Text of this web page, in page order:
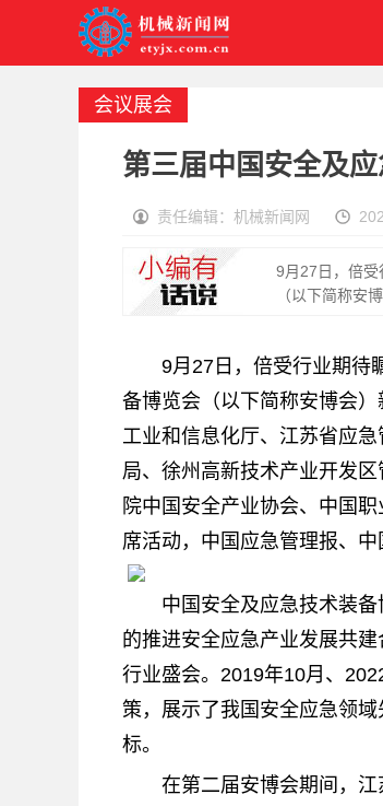
会议展会
第三届中国安全及
责任编辑：机械新闻网
9月27日，倍受
（以下简称安
9月27日，倍受行业期待
备博览会（以下简称安博会
工业和信息化厅、江苏省应
局、徐州高新技术产业开发
院中国安全产业协会、中国
席活动，中国应急管理报、
中国安全及应急技术装
的推进安全应急产业发展共
行业盛会。2019年10月、
策，展示了我国安全应急领
标。
在第二届安博会期间，